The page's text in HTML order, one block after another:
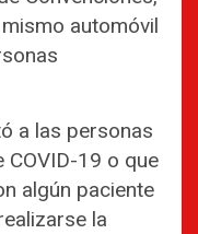
automóvil
a las personas
COVID-19 o que
algún paciente
la